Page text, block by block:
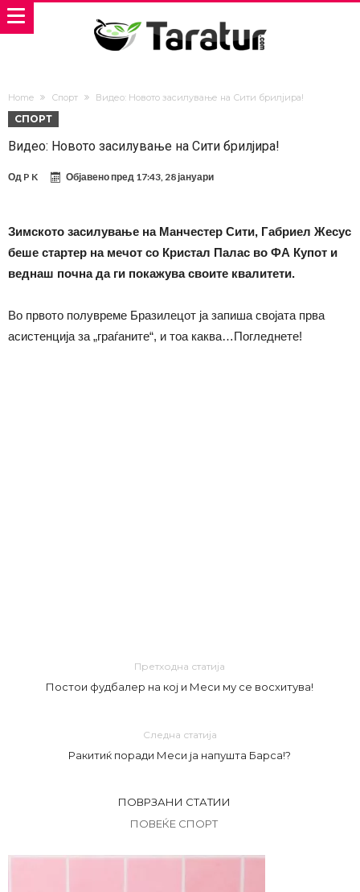
Home Спорт Видео: Новото засилување на Сити брилјира!
СПОРТ
Видео: Новото засилување на Сити брилјира!
Од P K Објавено пред 17:43, 28 јануари
Зимското засилување на Манчестер Сити, Габриел Жесус
беше стартер на мечот со Кристал Палас во ФА Купот и
веднаш почна да ги покажува своите квалитети.
Во првото полувреме Бразилецот ја запиша својата прва
асистенција за „граѓаните“, и тоа каква…Погледнете!
Претходна статија
Постои фудбалер на кој и Меси му се восхитува!
Следна статија
Ракитиќ поради Меси ја напушта Барса!?
ПОВРЗАНИ СТАТИИ
ПОВЕЌЕ СПОРТ